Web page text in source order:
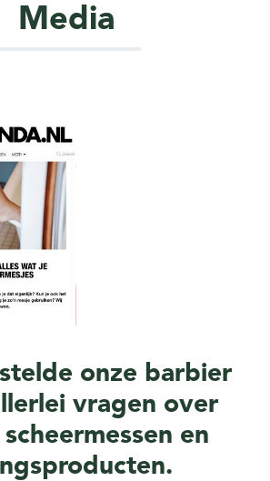
Media
onze barbier
vragen over
en